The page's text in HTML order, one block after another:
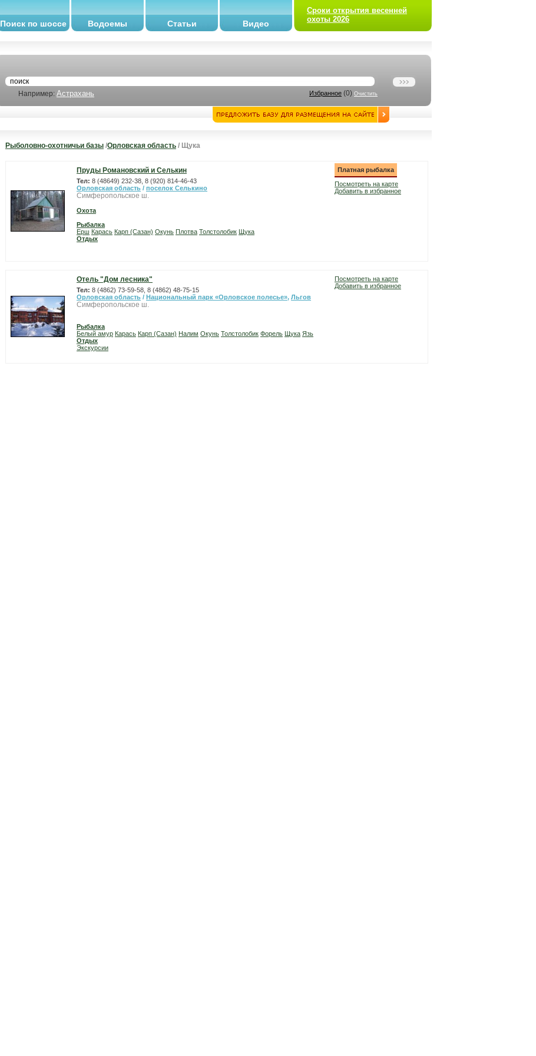
Поиск по шоссе Водоемы Статьи Видео
Сроки открытия весенней
охоты 2026
Например: Астрахань Избранное (0) Очистить
Рыболовно-охотничьи базы /Орловская область / Щука
Пруды Романовский и Селькин
Тел: 8 (48649) 232-38, 8 (920) 814-46-43
Орловская область / поселок Селькино
Симферопольское ш.
Охота
Рыбалка
Ерш Карась Карп (Сазан) Окунь Плотва Толстолобик Щука
Отдых
Платная рыбалка
Посмотреть на карте
Добавить в избранное
Отель "Дом лесника"
Тел: 8 (4862) 73-59-58, 8 (4862) 48-75-15
Орловская область / Национальный парк «Орловское полесье», Льгов
Симферопольское ш.
Рыбалка
Белый амур Карась Карп (Сазан) Налим Окунь Толстолобик Форель Щука Язь
Отдых
Экскурсии
Посмотреть на карте
Добавить в избранное